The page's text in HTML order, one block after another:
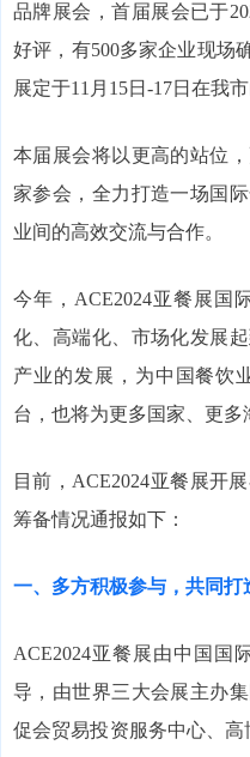
品牌展会，首届展会已于
好评，有500多家企业现场
展定于11月15日-17日在我
本届展会将以更高的站位
家参会，全力打造一场国
业间的高效交流与合作。
今年，ACE2024亚餐展国
化、高端化、市场化发展
产业的发展，为中国餐饮
台，也将为更多国家、更多
目前，ACE2024亚餐展开
筹备情况通报如下：
一、多方积极参与，共同
ACE2024亚餐展由中国国
导，由世界三大会展主办
促会贸易投资服务中心、